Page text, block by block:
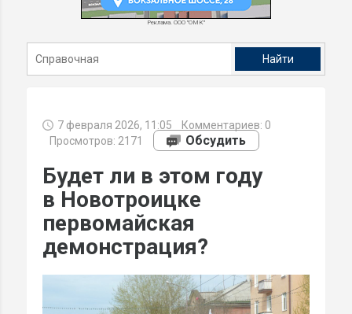
Реклама. ООО "ОМК"
7 февраля 2026, 11:05 Комментариев: 0
Просмотров: 2171
Обсудить
Будет ли в этом году
в Новотроицке
первомайская
демонстрация?